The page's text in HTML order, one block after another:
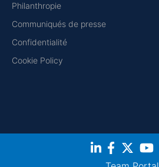
Philanthropie
Communiqués de presse
Confidentialité
Cookie Policy